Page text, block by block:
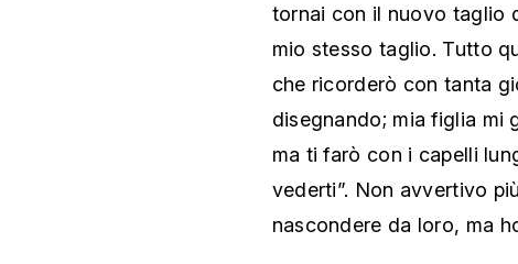
tornai con il nuovo taglio
mio stesso taglio. Tutto
che ricorderò con tanta
disegnando; mia figlia mi
ma ti farò con i capelli
vederti”. Non avvertivo
nascondere da loro, ma